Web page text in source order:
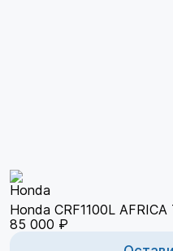
Honda CRF1100L
85 000 ₽